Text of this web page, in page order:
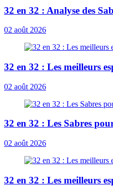
32 en 32 : Analyse des
02 août 2026
32 en 32 : Les meilleurs
02 août 2026
32 en 32 : Les Sabres
02 août 2026
32 en 32 : Les meilleurs